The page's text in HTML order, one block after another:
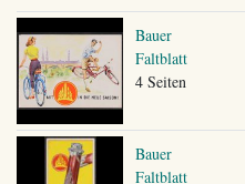
Bauer
Faltblatt
4 Seiten
Bauer
Faltblatt